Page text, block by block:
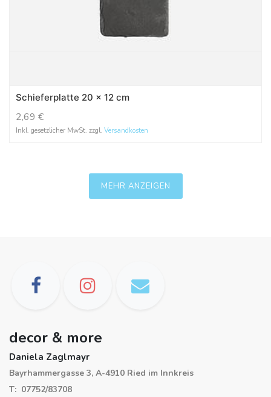
Schieferplatte 20 x 12 cm
2,69 €
Inkl. gesetzlicher MwSt. zzgl. Versandkosten
MEHR ANZEIGEN
decor & more
Daniela Zaglmayr
Bayrhammergasse 3, A-4910 Ried im Innkreis
T: 07752/83708